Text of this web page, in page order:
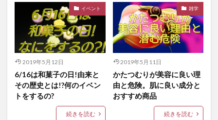
イベント
2019年5月12日
6/16は和菓子の日!由来と
その歴史とは!?何のイベン
トをするの?
続きを読む
雑学
2019年5月11日
かたつむりが美容に良い理
由と危険。肌に良い成分と
おすすめ商品
続きを読む